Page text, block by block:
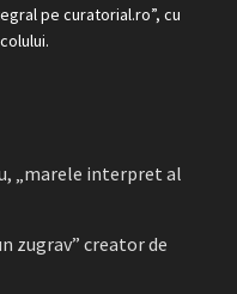
pe curatorial.ro”, cu
„marele interpret al
zugrav” creator de